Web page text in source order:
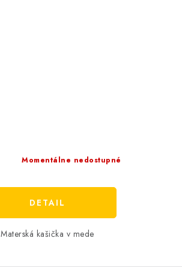
Momentálne nedostupné
DETAIL
Materská kašička v mede